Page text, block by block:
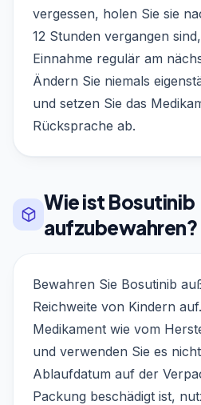
vergessen, holen Sie sie
12 Stunden vergangen
Einnahme regulär am
Ändern Sie niemals
und setzen Sie das
Rücksprache ab.
Wie ist Bosutinib
aufzubewahren?
Bewahren Sie Bosutinib
Reichweite von Kindern
Medikament wie vom
und verwenden Sie es
Ablaufdatum auf der
Packung beschädigt ist,